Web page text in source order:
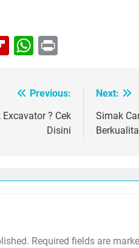
Flipboard
WhatsApp
Previous:
? Cek
Disini
Next:
Simak
Required fields are